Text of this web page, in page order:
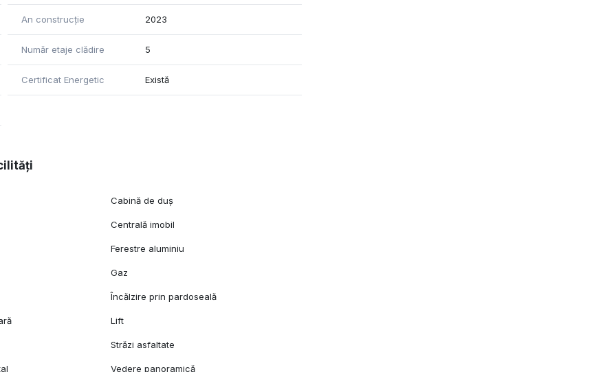
An construcție 2023
Număr etaje clădire 5
Certificat Energetic Există
Cabină de duș
Centrală imobil
Ferestre aluminiu
Gaz
Încălzire prin pardoseală
Lift
Străzi asfaltate
Vedere panoramică